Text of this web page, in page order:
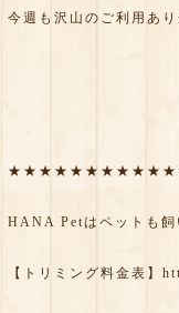
今週も沢山のご利用あ
HANA Petはペットも
【トリミング料金表】